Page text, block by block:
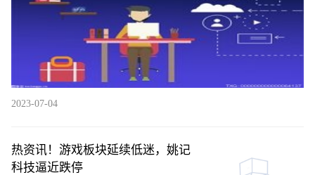
2023-07-04
热资讯！游戏板块延续低迷，姚记
科技逼近跌停